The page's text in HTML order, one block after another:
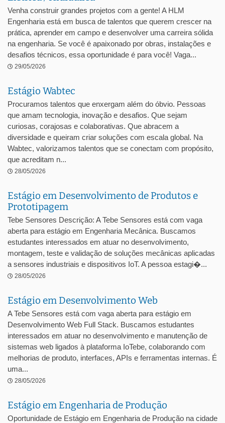
Venha construir grandes projetos com a gente! A HLM
Engenharia está em busca de talentos que querem crescer na
prática, aprender em campo e desenvolver uma carreira sólida
na engenharia. Se você é apaixonado por obras, instalações e
desafios técnicos, essa oportunidade é para você! Vaga...
29/05/2026
Estágio Wabtec
Procuramos talentos que enxergam além do óbvio. Pessoas
que amam tecnologia, inovação e desafios. Que sejam
curiosas, corajosas e colaborativas. Que abracem a
diversidade e queiram criar soluções com escala global. Na
Wabtec, valorizamos talentos que se conectam com propósito,
que acreditam n...
28/05/2026
Estágio em Desenvolvimento de Produtos e
Prototipagem
Tebe Sensores Descrição: A Tebe Sensores está com vaga
aberta para estágio em Engenharia Mecânica. Buscamos
estudantes interessados em atuar no desenvolvimento,
montagem, teste e validação de soluções mecânicas aplicadas
a sensores industriais e dispositivos IoT. A pessoa estagi�...
28/05/2026
Estágio em Desenvolvimento Web
A Tebe Sensores está com vaga aberta para estágio em
Desenvolvimento Web Full Stack. Buscamos estudantes
interessados em atuar no desenvolvimento e manutenção de
sistemas web ligados à plataforma IoTebe, colaborando com
melhorias de produto, interfaces, APIs e ferramentas internas. É
uma...
28/05/2026
Estágio em Engenharia de Produção
Oportunidade de Estágio em Engenharia de Produção na cidade